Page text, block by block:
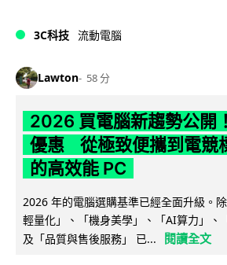
3C科技 流動電腦
Lawton 58 分
2026 買電腦新趨勢公開
優惠 從極致便攜到電競
的高效能 PC
2026 年的電腦選購基準已經全面升級。
輕量化」、「機身美學」、「AI算力」、
及「品質與售後服務」 已...
閱讀全文